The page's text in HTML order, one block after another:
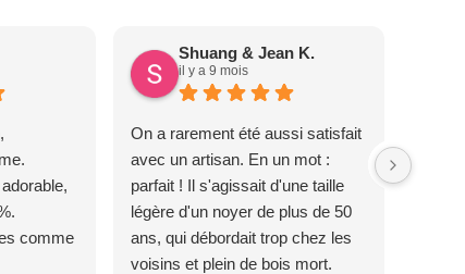
comme
Shuang & Jean K.
il y a 9 mois
On a rarement été aussi satisfait
avec un artisan. En un mot :
parfait ! Il s'agissait d'une taille
légère d'un noyer de plus de 50
ans, qui débordait trop chez les
voisins et plein de bois mort.